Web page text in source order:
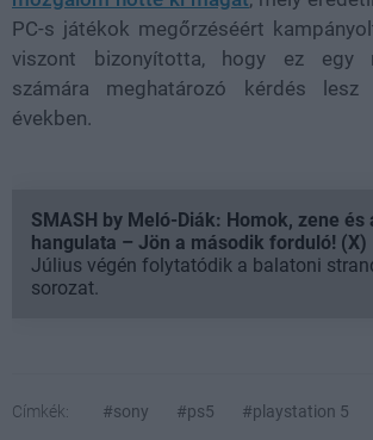
PC-s játékok megőrzéséért
viszont bizonyította, hogy ez egy
számára meghatározó kérdés lesz
években.
SMASH by Meló-Diák: Homok, zene és
hangulata – Jön a második forduló! (X)
Július végén folytatódik a balatoni
sorozat.
Címkék: #sony #ps5 #playstation 5